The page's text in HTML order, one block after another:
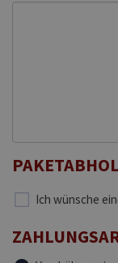
Ich wünsche